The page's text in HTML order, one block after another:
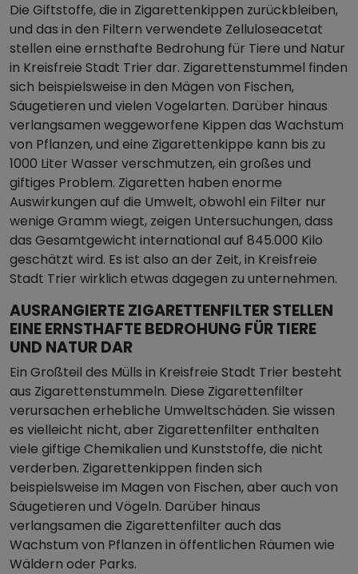
Die Giftstoffe, die in Zigarettenkippen zurückbleiben,
und das in den Filtern verwendete Zelluloseacetat
stellen eine ernsthafte Bedrohung für Tiere und Natur
in Kreisfreie Stadt Trier dar. Zigarettenstummel finden
sich beispielsweise in den Mägen von Fischen,
Säugetieren und vielen Vogelarten. Darüber hinaus
verlangsamen weggeworfene Kippen das Wachstum
von Pflanzen, und eine Zigarettenkippe kann bis zu
1000 Liter Wasser verschmutzen, ein großes und
giftiges Problem. Zigaretten haben enorme
Auswirkungen auf die Umwelt, obwohl ein Filter nur
wenige Gramm wiegt, zeigen Untersuchungen, dass
das Gesamtgewicht international auf 845.000 Kilo
geschätzt wird. Es ist also an der Zeit, in Kreisfreie
Stadt Trier wirklich etwas dagegen zu unternehmen.
AUSRANGIERTE ZIGARETTENFILTER STELLEN
EINE ERNSTHAFTE BEDROHUNG FÜR TIERE
UND NATUR DAR
Ein Großteil des Mülls in Kreisfreie Stadt Trier besteht
aus Zigarettenstummeln. Diese Zigarettenfilter
verursachen erhebliche Umweltschäden. Sie wissen
es vielleicht nicht, aber Zigarettenfilter enthalten
viele giftige Chemikalien und Kunststoffe, die nicht
verderben. Zigarettenkippen finden sich
beispielsweise im Magen von Fischen, aber auch von
Säugetieren und Vögeln. Darüber hinaus
verlangsamen die Zigarettenfilter auch das
Wachstum von Pflanzen in öffentlichen Räumen wie
Wäldern oder Parks.